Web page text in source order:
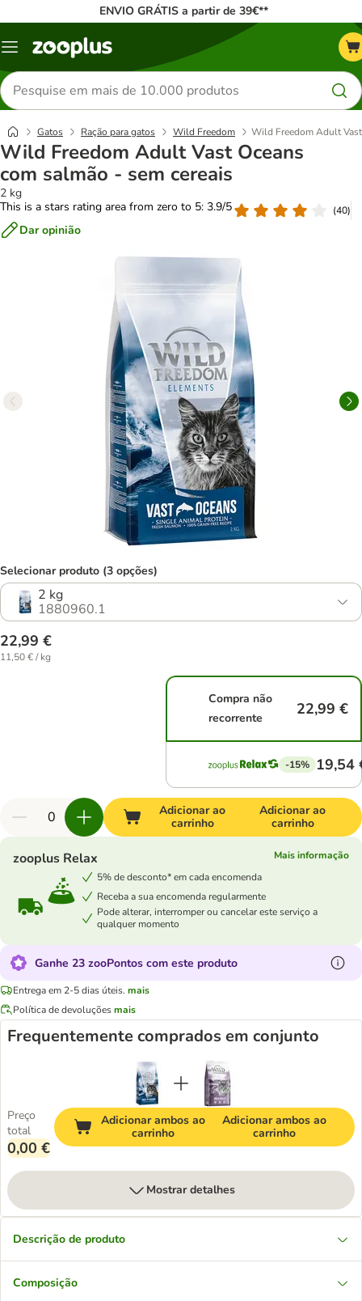
ENVIO GRÁTIS a partir de 39€**
Menu
Pesquisar
produtos
Gatos Ração para gatos Wild Freedom Wild Freedom Adult
Wild Freedom Adult Vast Oceans
com salmão - sem cereais
2 kg
This is a stars rating area from zero to 5: 3.9/5
(40)
Dar opinião
Selecionar produto (3 opções)
2 kg
1880960.1
22,99 €
11,50 € / kg
Compra não
recorrente
22,99 €
-15% 19,54
Adicionar ao
carrinho
Adicionar ao
carrinho
zooplus Relax
Mais informação
5% de desconto* em cada encomenda
Receba a sua encomenda regularmente
Pode alterar, interromper ou cancelar este serviço a
qualquer momento
Ganhe 23 zooPontos com este produto
Entrega em 2-5 dias úteis. mais
Política de devoluçõesmais
Frequentemente comprados em conjunto
Preço
total
0,00 €
Adicionar ambos ao
carrinho
Adicionar ambos ao
carrinho
Mostrar detalhes
Descrição de produto
Composição